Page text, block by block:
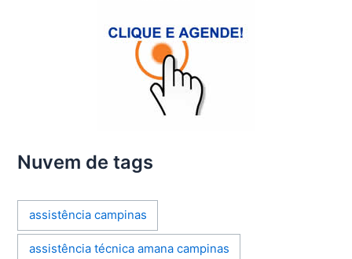
Nuvem de tags
assistência campinas
assistência técnica amana campinas